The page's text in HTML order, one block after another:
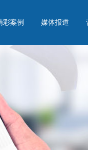
彩案例 媒体报道